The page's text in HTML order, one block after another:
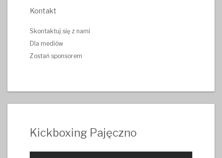
Kontakt
Skontaktuj się z nami
Dla mediów
Zostań sponsorem
Kickboxing Pajęczno